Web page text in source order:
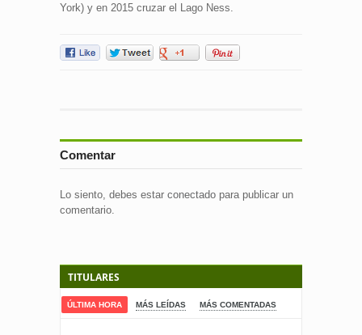
York) y en 2015 cruzar el Lago Ness.
Comentar
Lo siento, debes estar conectado para publicar un
comentario.
TITULARES
ÚLTIMA HORA MÁS LEÍDAS MÁS COMENTADAS